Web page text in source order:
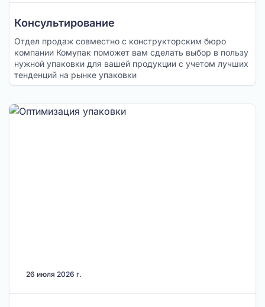
Консультирование
Отдел продаж совместно с конструкторским бюро
компании Комупак поможет вам сделать выбор в пользу
нужной упаковки для вашей продукции с учетом лучших
тенденций на рынке упаковки
26 июля 2026 г.